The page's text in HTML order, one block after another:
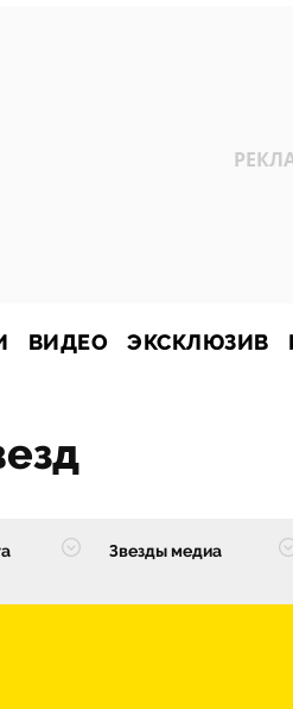
ВИДЕО ЭКСКЛЮЗИВ
Звезды медиа